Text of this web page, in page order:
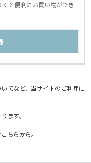
と便利にお買い物ができ
てなど、当サイトのご利用に
ます。
ちらから。